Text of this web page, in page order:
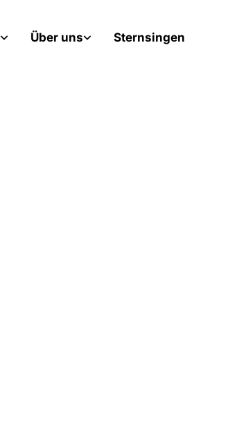
Über uns Sternsingen